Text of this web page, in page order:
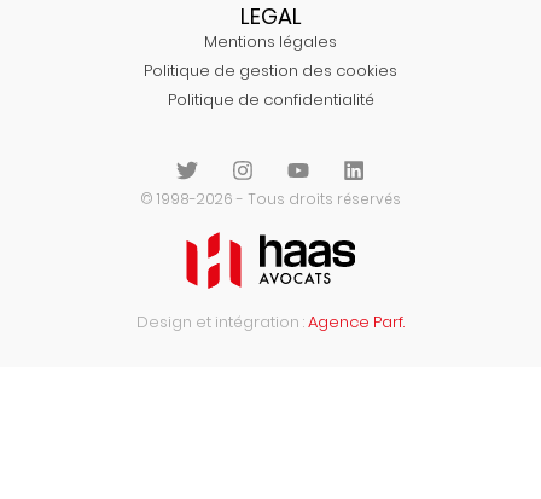
LEGAL
Mentions légales
Politique de gestion des cookies
Politique de confidentialité
© 1998-2026 - Tous droits réservés
Design et intégration :Agence Parf.